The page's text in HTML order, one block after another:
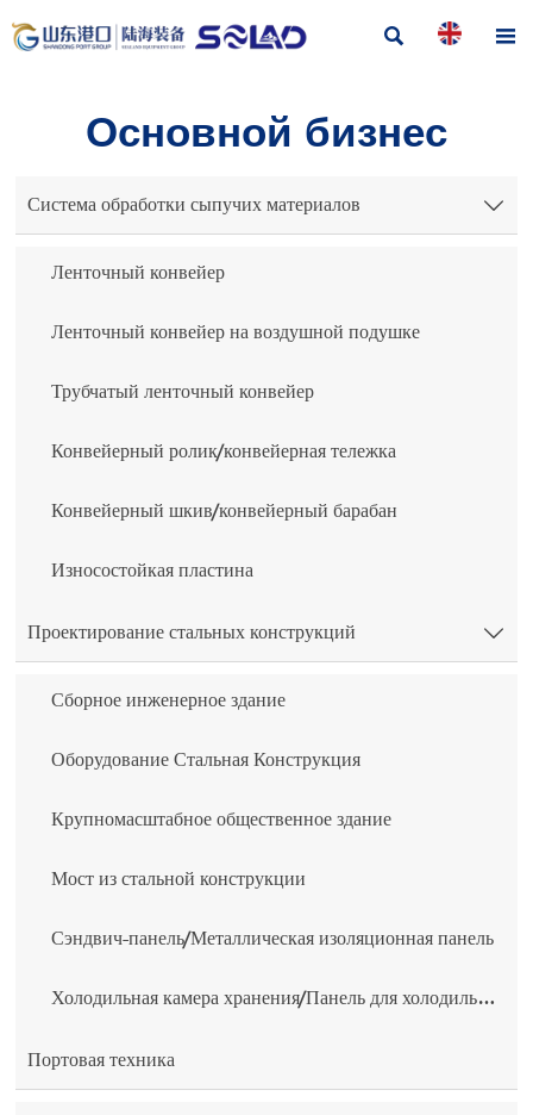
 
Основной бизнес
Система обработки сыпучих материалов 
Ленточный конвейер
Ленточный конвейер на воздушной подушке
Трубчатый ленточный конвейер
Конвейерный ролик/конвейерная тележка
Конвейерный шкив/конвейерный барабан
Износостойкая пластина
Проектирование стальных конструкций 
Сборное инженерное здание
Оборудование Стальная Конструкция
Крупномасштабное общественное здание
Мост из стальной конструкции
Сэндвич-панель/Металлическая изоляционная панель
Холодильная камера хранения/Панель для холодильной камеры
Портовая техника